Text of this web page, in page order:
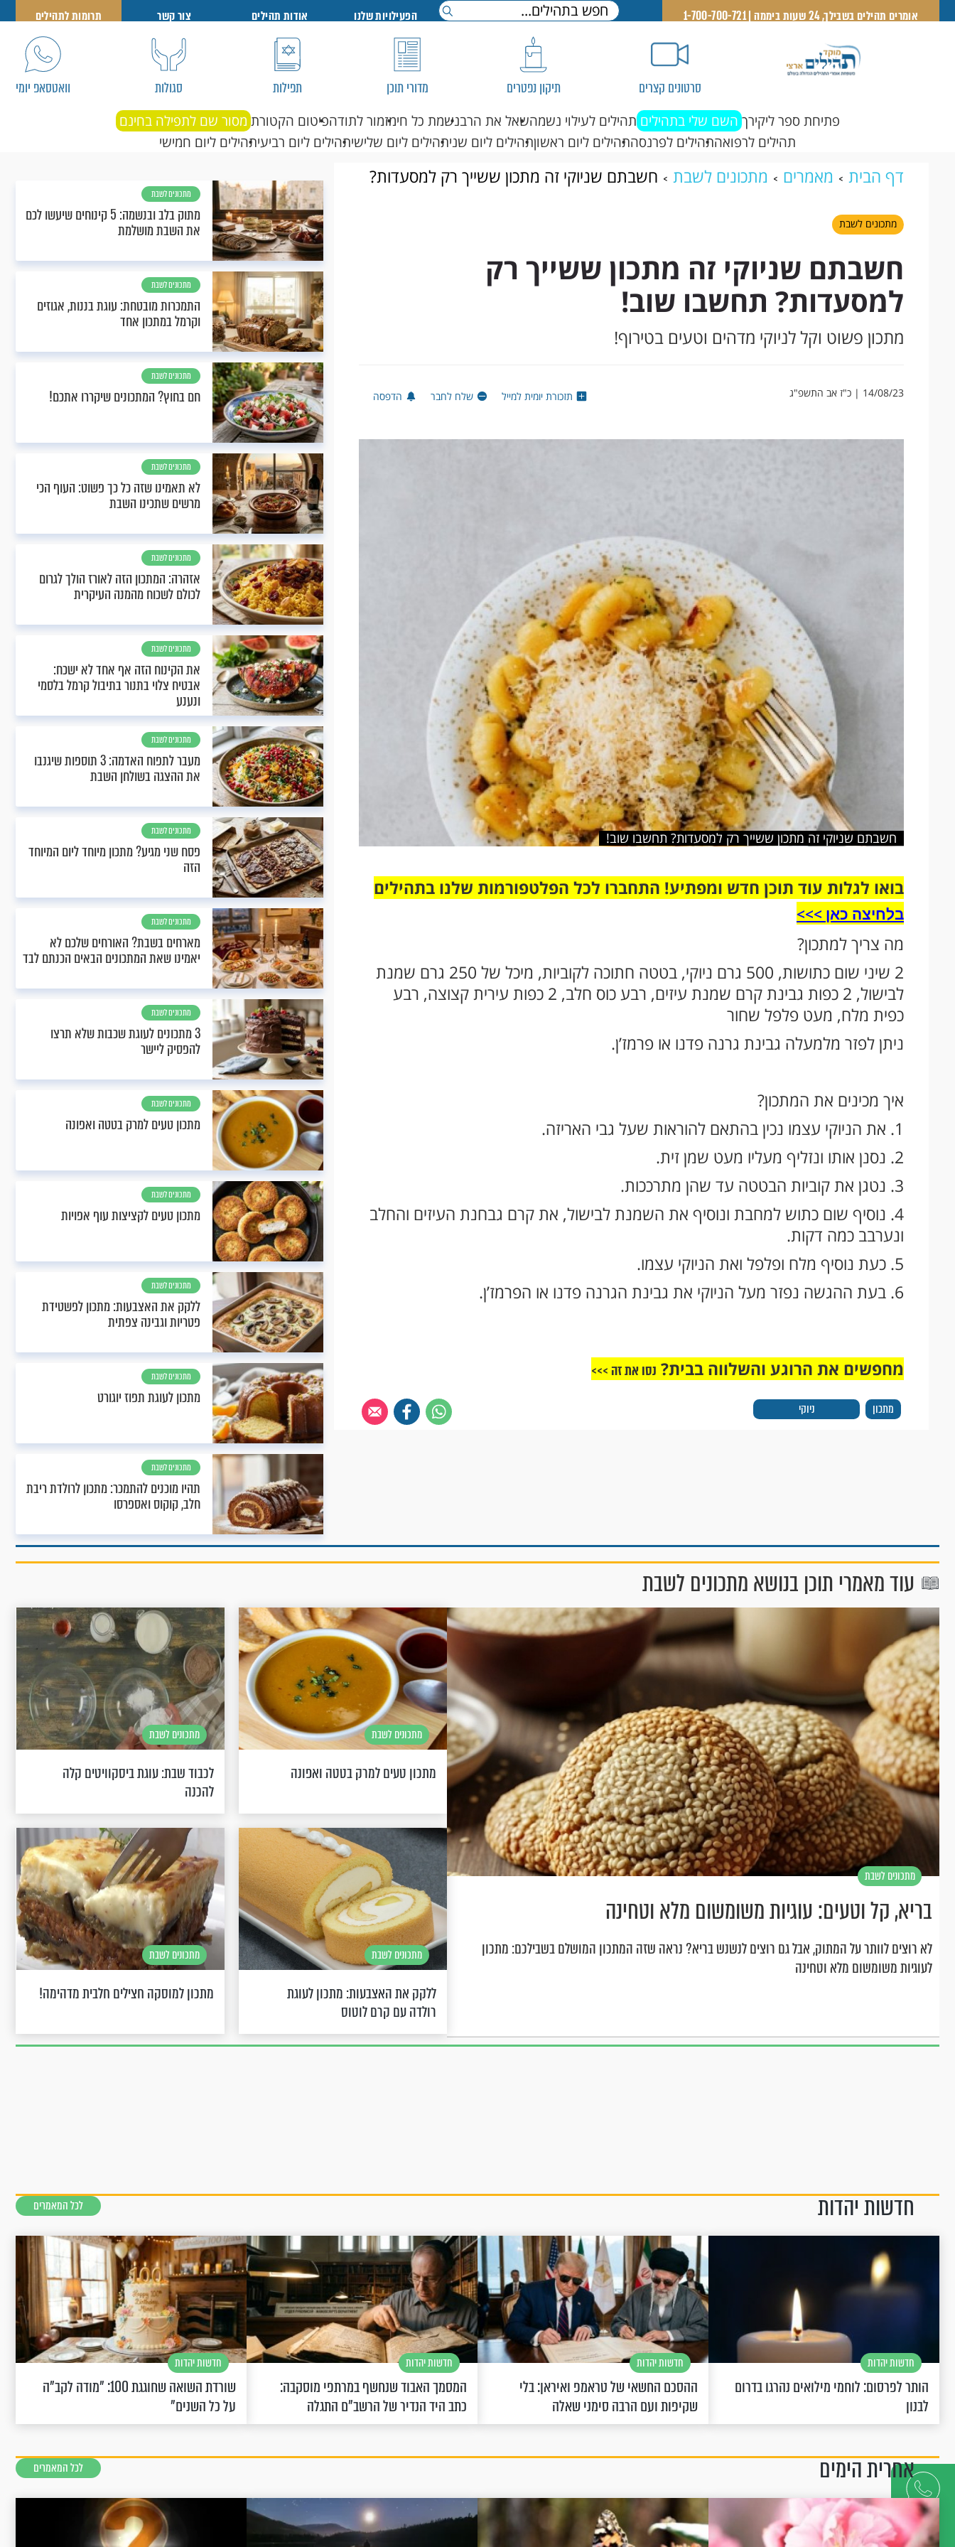
דברו
איתנו
אומרים תהילים בשבילך, 24 שעות ביממה | 1-700-700-721 הפעילויות שלנו אודות תהילים צור קשר תרומות לתהילים
סרטונים קצרים תיקון נפטרים מדורי תוכן תפילות סגולות וואטסאפ יומי
פתיחת ספר ליקירך השם שלי בתהילים תהילים לעילוי נשמהשאל את הרבנשמת כל חימזמור לתודהפיטום הקטורת מסור שם לתפילה בחינם
תהילים לרפואהתהילים לפרנסהתהילים ליום ראשוןתהילים ליום שניתהילים ליום שלישיתהילים ליום רביעיתהילים ליום חמישי
דף הבית מאמרים מתכונים לשבת
חשבתם שניוקי זה מתכון ששייך רק למסעדות?
תחשבו שוב!
מתכונים לשבת
חשבתם שניוקי זה מתכון ששייך רק
למסעדות? תחשבו שוב!
מתכון פשוט וקל לניוקי מדהים וטעים בטירוף!
14/08/23 | כ"ז אב התשפ"ג תזכורת יומית למייל שלח לחבר הדפסה
חשבתם שניוקי זה מתכון ששייך רק למסעדות? תחשבו שוב!
בואו לגלות עוד תוכן חדש ומפתיע! התחברו לכל הפלטפורמות שלנו בתהילים
בלחיצה כאן >>>​
מה צריך למתכון?
2 שיני שום כתושות, 500 גרם ניוקי, בטטה חתוכה לקוביות, מיכל של 250 גרם שמנת
לבישול, 2 כפות גבינת קרם שמנת עיזים, רבע כוס חלב, 2 כפות עירית קצוצה, רבע
כפית מלח, מעט פלפל שחור
ניתן לפזר מלמעלה גבינת גרנה פדנו או פרמז’ן.
איך מכינים את המתכון?
1. את הניוקי עצמו נכין בהתאם להוראות שעל גבי האריזה.
2. נסנן אותו ונזליף מעליו מעט שמן זית.
3. נטגן את קוביות הבטטה עד שהן מתרככות.
4. נוסיף שום כתוש למחבת ונוסיף את השמנת לבישול, את קרם גבחנת העיזים והחלב
ונערבב כמה דקות.
5. כעת נוסיף מלח ופלפל ואת הניוקי עצמו.
6. בעת ההגשה נפזר מעל הניוקי את גבינת הגרנה פדנו או הפרמז’ן.
מתכון ניוקי
מחפשים את הרוגע והשלווה בבית? נסו את זה >>>
מתכונים לשבת
מתוק בלב ובנשמה: 5 קינוחים שיעשו לכם
את השבת מושלמת
מתכונים לשבת
התמכרות מובטחת: עוגת בננות, אגוזים
וקרמל במתכון אחד
מתכונים לשבת
חם בחוץ? המתכונים שיקררו אתכם!
מתכונים לשבת
לא תאמינו שזה כל כך פשוט: העוף הכי
מרשים שתכינו השבת
מתכונים לשבת
אזהרה: המתכון הזה לאורז הולך לגרום
לכולם לשכוח מהמנה העיקרית
מתכונים לשבת
את הקינוח הזה אף אחד לא ישכח:
אבטיח צלוי בתנור בתיבול קרמל בלסמי
ונענע
מתכונים לשבת
מעבר לתפוח האדמה: 3 תוספות שיגנבו
את ההצגה בשולחן השבת
מתכונים לשבת
פסח שני מגיע? מתכון מיוחד ליום המיוחד
הזה
מתכונים לשבת
מארחים בשבת? האורחים שלכם לא
יאמינו שאת המתכונים הבאים הכנתם לבד
מתכונים לשבת
3 מתכונים לעוגת שכבות שלא תרצו
להפסיק ליישר
מתכונים לשבת
מתכון טעים למרק בטטה ואפונה
מתכונים לשבת
מתכון טעים לקציצות עוף אפויות
מתכונים לשבת
ללקק את האצבעות: מתכון לפשטידת
פטריות וגבינה צפתית
מתכונים לשבת
מתכון לעוגת תפוז יוגורט
מתכונים לשבת
תהיו מוכנים להתמכר: מתכון לרולדת ריבת
חלב, קוקוס ואספרסו
עוד מאמרי תוכן בנושא מתכונים לשבת
מתכונים לשבת
בריא, קל וטעים: עוגיות משומשום מלא וטחינה
לא רוצים לוותר על המתוק, אבל גם רוצים לנשנש בריא? נראה שזה המתכון המושלם בשבילכם: מתכון
לעוגיות משומשום מלא וטחינה
מתכונים לשבת
מתכון טעים למרק בטטה ואפונה
מתכונים לשבת
לכבוד שבת: עוגת ביסקוויטים קלה
להכנה
מתכונים לשבת
ללקק את האצבעות: מתכון לעוגת
רולדה עם קרם לוטוס
מתכונים לשבת
מתכון למוסקה חצילים חלבית מדהימה!
חדשות יהדות לכל המאמרים
חדשות יהדות
הותר לפרסום: לוחמי מילואים נהרגו בדרום
לבנון
חדשות יהדות
ההסכם החשאי של טראמפ ואיראן: בלי
שקיפות ועם הרבה סימני שאלה
חדשות יהדות
המסמך האבוד שנחשף במרתפי מוסקבה:
כתב היד הנדיר של הרשב"ם התגלה
חדשות יהדות
שורדת השואה שחוגגת 100: "מודה לקב"ה
על כל השנים"
אחרית הימים לכל המאמרים